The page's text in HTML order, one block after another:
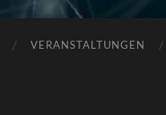
VERANSTALTUNGEN